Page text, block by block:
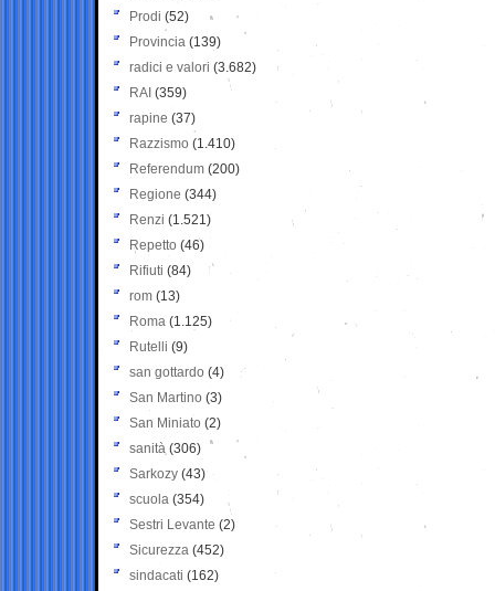
Prodi (52)
Provincia (139)
radici e valori (3.682)
RAI (359)
rapine (37)
Razzismo (1.410)
Referendum (200)
Regione (344)
Renzi (1.521)
Repetto (46)
Rifiuti (84)
rom (13)
Roma (1.125)
Rutelli (9)
san gottardo (4)
San Martino (3)
San Miniato (2)
sanità (306)
Sarkozy (43)
scuola (354)
Sestri Levante (2)
Sicurezza (452)
sindacati (162)